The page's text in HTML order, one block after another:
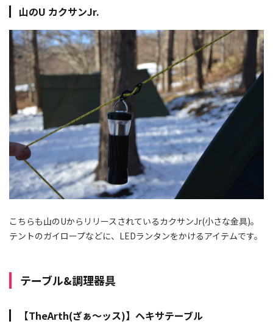
山のU カクサンJr.
こちらも山のUからリリースされているカクサンJr(小さな金具)。
テントのガイロープなどに、LEDランタンをかけるアイテムです。
テーブル&調理器具
【TheArth(ざぁ～ッス)】ヘキサテーブル